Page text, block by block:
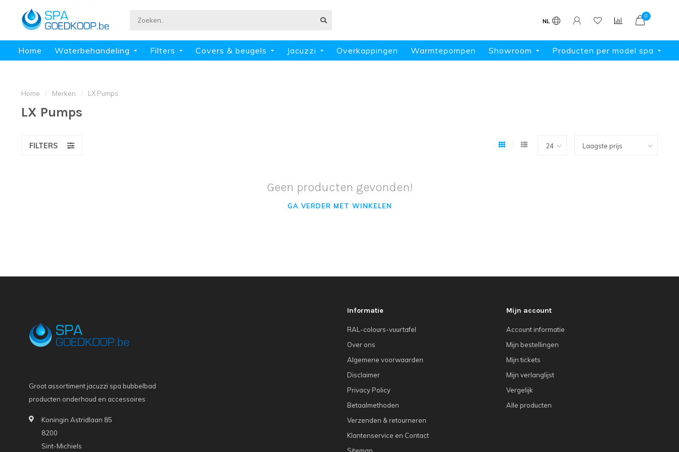
NL
0
Home Waterbehandeling Filters Covers & beugels Jacuzzi Overkappingen Warmtepompen Showroom Producten per model spa
Home / Merken / LX Pumps
LX Pumps
FILTERS
Geen producten gevonden!
GA VERDER MET WINKELEN
Groot assortiment jacuzzi spa bubbelbad
producten onderhoud en accessoires
Koningin Astridlaan 85
8200
Sint-Michiels
Informatie
RAL-colours-vuurtafel
Over ons
Algemene voorwaarden
Disclaimer
Privacy Policy
Betaalmethoden
Verzenden & retourneren
Klantenservice en Contact
Mijn account
Account informatie
Mijn bestellingen
Mijn tickets
Mijn verlanglijst
Vergelijk
Alle producten